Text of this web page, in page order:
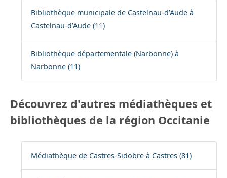
Bibliothèque municipale de Castelnau-d’Aude à
Castelnau-d’Aude (11)
Bibliothèque départementale (Narbonne) à
Narbonne (11)
Découvrez d'autres médiathèques et
bibliothèques de la région Occitanie
Médiathèque de Castres-Sidobre à Castres (81)